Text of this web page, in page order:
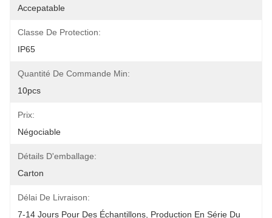
Accepatable
Classe De Protection:
IP65
Quantité De Commande Min:
10pcs
Prix:
Négociable
Détails D'emballage:
Carton
Délai De Livraison:
7-14 Jours Pour Des Échantillons, Production En Série Du